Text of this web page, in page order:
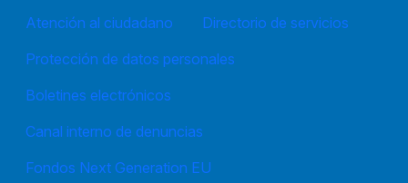
Atención al ciudadano
Directorio de servicios
Protección de datos personales
Boletines electrónicos
Canal interno de denuncias
Fondos Next Generation EU